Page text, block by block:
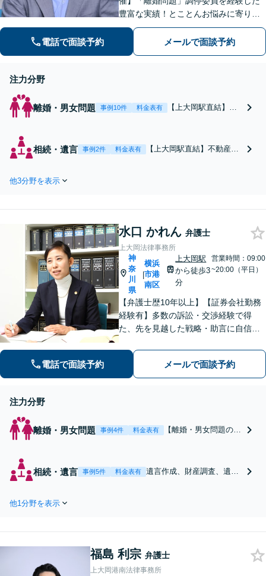
豊富な実績！とことんお悩みに寄り添
います！「交通事故」医学的知見・保
険制度の知識を活かしたトータルサポ
ートを実現【完全個室対応／子連れ相
電話で面談予約 メールで面談予約
注力分野
離婚・男女問題 事例10件 料金表有
【上大岡駅直結】
と向き合ってきた豊
富な実績！「有責配
を実現します【完全
個室対応】【子連れ
相談可】【ビデオ面
談対応】
相続・遺言 事例2件 料金表有
【上大岡駅直結】不動産業
相談可】終活・遺言／相続
調査／遺留分侵害額請求な
ど相続問題はお任せくださ
い！【完全個室対応】
他3分野を表示
水口 かれん 弁護士
上大岡法律事務所
神
奈
川
県
|
横浜
市港
南区
上大岡駅
から徒歩3
分
営業時間：09:00
~20:00（平日）
【弁護士歴10年以上】【証券会社勤務
経験有】多数の訴訟・交渉経験で得
た、先を見越した戦略・助言に自信が
確にアドバイスいたします【平日夜
間・土日祝相談可】【上大岡駅直結】
電話で面談予約 メールで面談予約
注力分野
離婚・男女問題 事例4件 料金表有
【離婚・男女問題の取
産分与もお任せくださ
い。不貞慰謝料／婚姻
駅直結】【平日夜間・
土日祝相談可】
相続・遺言 事例5件 料金表有
遺言作成、財産調査、遺産
能。【証券会社勤務経験
【夜間・土日祝対応】【上
大岡駅直結】
他1分野を表示
福島 利宗 弁護士
上大岡港南法律事務所